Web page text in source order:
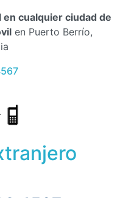
cualquier ciudad de
en Puerto Berrío,